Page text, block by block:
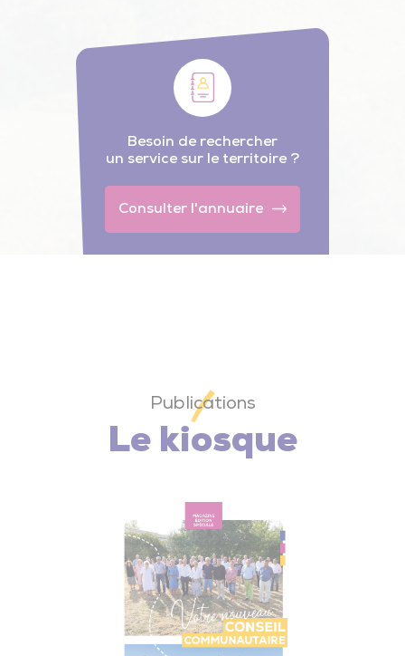
Besoin de rechercher
un service sur le territoire ?
Consulter l'annuaire
Publications
Le kiosque